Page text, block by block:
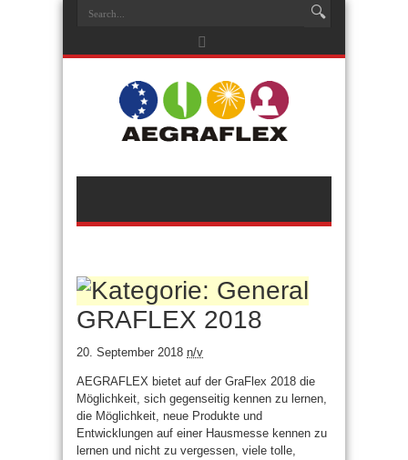
GRAFLEX 2018
20. September 2018 n/v
AEGRAFLEX bietet auf der GraFlex 2018 die
Möglichkeit, sich gegenseitig kennen zu lernen,
die Möglichkeit, neue Produkte und
Entwicklungen auf einer Hausmesse kennen zu
lernen und nicht zu vergessen, viele tolle,